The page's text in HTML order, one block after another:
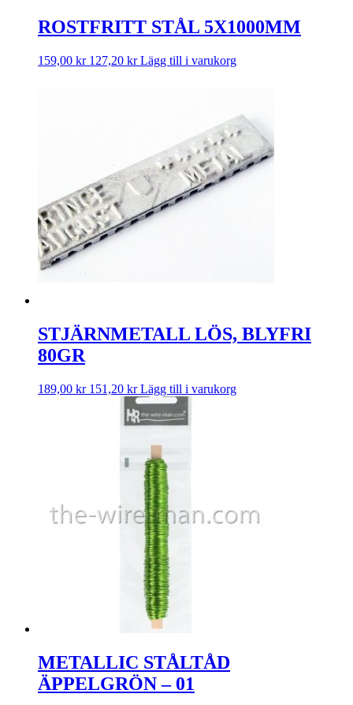
ROSTFRITT STÅL 5X1000MM
159,00 kr 127,20 kr Lägg till i varukorg
STJÄRNMETALL LÖS, BLYFRI
80GR
189,00 kr 151,20 kr Lägg till i varukorg
METALLIC STÅLTÅD
ÄPPELGRÖN – 01